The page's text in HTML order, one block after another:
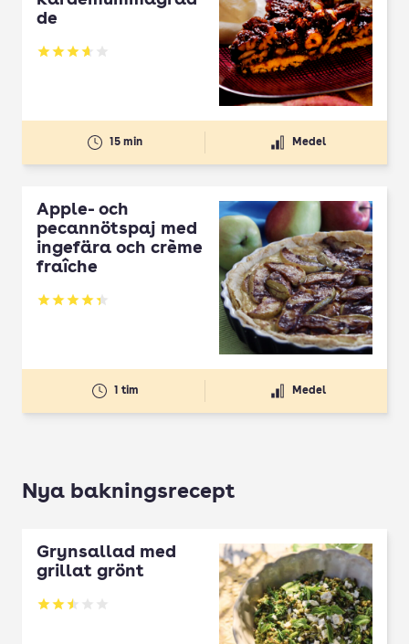
de
Betyg: 3.68 av 5
15 min Medel
Äpple- och
pecannötspaj med
ingefära och crème
fraîche
Betyg: 4.33 av 5
1 tim Medel
Nya bakningsrecept
Grynsallad med
grillat grönt
Betyg: 2.5 av 5